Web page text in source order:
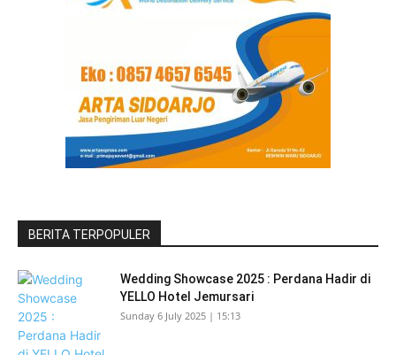
BERITA TERPOPULER
Wedding Showcase 2025 : Perdana Hadir di
YELLO Hotel Jemursari
Sunday 6 July 2025 | 15:13